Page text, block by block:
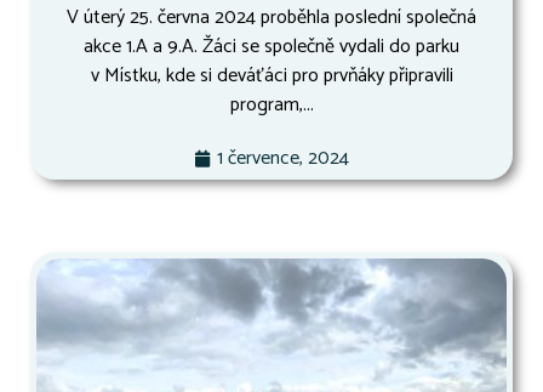
V úterý 25. června 2024 proběhla poslední společná
akce 1.A a 9.A. Žáci se společně vydali do parku
v Místku, kde si deváťáci pro prvňáky připravili
program,...
1 července, 2024